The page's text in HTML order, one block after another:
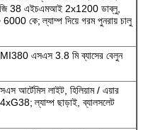
যান
আবার কল করব!
38 এইচএমআই 2x1200 ডাব্লু,
কে; ল্যাম্প দিয়ে গরম পুনরায় চালু
এসএস 3.8 মি ব্যাসের বেলুন
আর্টেমিস লাইট, হিলিয়াম / এয়ার
4xG38; ল্যাম্প ছাড়াই, ব্যালসলেট